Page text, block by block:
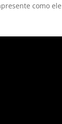
como ele